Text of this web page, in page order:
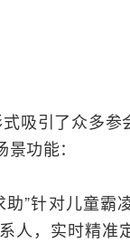
吸引了众多
功能：
助”针对儿童
人，实时精准